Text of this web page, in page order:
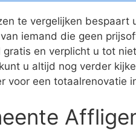
te vergelijken
iemand die geen
gratis en verplicht u tot
u altijd nog verder
voor een totaalrenovatie